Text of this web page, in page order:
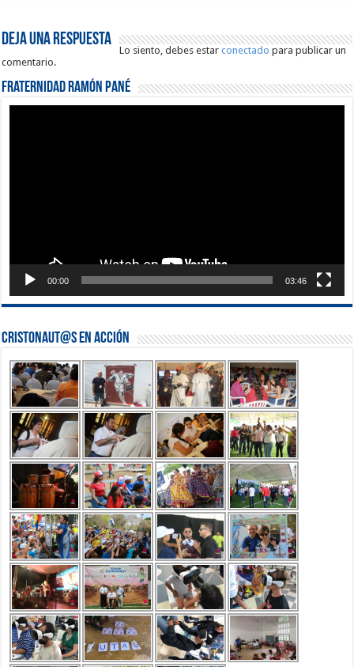
Deja una respuesta
Lo siento, debes estarconectado para publicar un
comentario.
Fraternidad Ramón Pané
00:00 03:46
Cristonaut@s en Acción